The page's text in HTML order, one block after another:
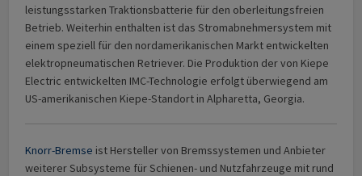
leistungsstarken Traktionsbatterie für den oberleitungsfreien
Betrieb. Weiterhin enthalten ist das Stromabnehmersystem mit
einem speziell für den nordamerikanischen Markt entwickelten
elektropneumatischen Retriever. Die Produktion der von Kiepe
Electric entwickelten IMC-Technologie erfolgt überwiegend am
US-amerikanischen Kiepe-Standort in Alpharetta, Georgia.
Knorr-Bremse ist Hersteller von Bremssystemen und Anbieter
weiterer Subsysteme für Schienen- und Nutzfahrzeuge mit rund